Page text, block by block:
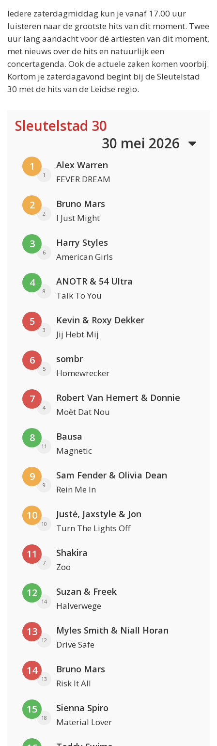
Iedere zaterdagmiddag kun je vanaf 17.00 uur
luisteren naar de grootste hits van dit moment. Twee
uur lang aandacht voor dé artiesten van dit moment,
met nieuws over de hits en natuurlijk een
concertagenda. Ook de actuele zaken komen voorbij.
Kortom je zaterdagavond begint bij de Sleutelstad
30 met de hits van de Leidse regio.
Sleutelstad 30
30 mei 2026
1
1
Alex Warren
FEVER DREAM
2
2
Bruno Mars
I Just Might
3
6
Harry Styles
American Girls
4
8
ANOTR & 54 Ultra
Talk To You
5
3
Kevin & Roxy Dekker
Jij Hebt Mij
6
5
sombr
Homewrecker
7
4
Robert Van Hemert & Donnie
Moët Dat Nou
8
11
Bausa
Magnetic
9
9
Sam Fender & Olivia Dean
Rein Me In
10
10
Justė, Jaxstyle & Jon
Turn The Lights Off
11
7
Shakira
Zoo
12
14
Suzan & Freek
Halverwege
13
12
Myles Smith & Niall Horan
Drive Safe
14
13
Bruno Mars
Risk It All
15
18
Sienna Spiro
Material Lover